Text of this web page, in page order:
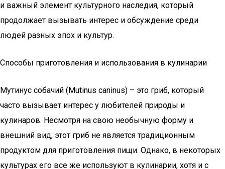
и важный элемент культурного наследия, который
продолжает вызывать интерес и обсуждение среди
людей разных эпох и культур.
Способы приготовления и использования в кулинарии
Мутинус собачий (Mutinus caninus) – это гриб, который
часто вызывает интерес у любителей природы и
кулинаров. Несмотря на свою необычную форму и
внешний вид, этот гриб не является традиционным
продуктом для приготовления пищи. Однако, в некоторых
культурах его все же используют в кулинарии, хотя и с